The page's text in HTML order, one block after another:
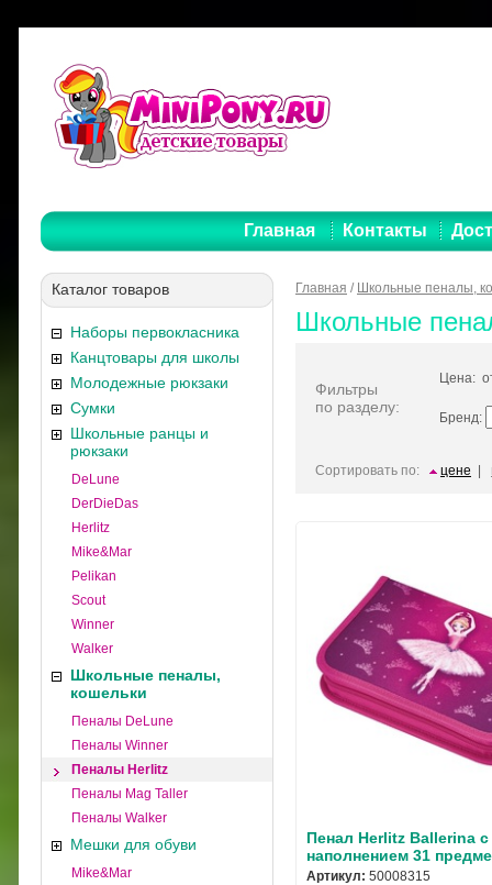
Главная Контакты
Каталог товаров
Наборы первокласника
Канцтовары для школы
Молодежные рюкзаки
Сумки
Школьные ранцы и
рюкзаки
DeLune
DerDieDas
Herlitz
Mike&Mar
Pelikan
Scout
Winner
Walker
Школьные пеналы,
кошельки
Пеналы DeLune
Пеналы Winner
Пеналы Herlitz
Пеналы Mag Taller
Пеналы Walker
Мешки для обуви
Mike&Mar
Главная / Школьные пеналы,
Школьные
Фильтры
по разделу:
Цена:
Бренд:
Сортировать по: цене
Пенал Herlitz Ballerina с
наполнением 31
Артикул: 50008315